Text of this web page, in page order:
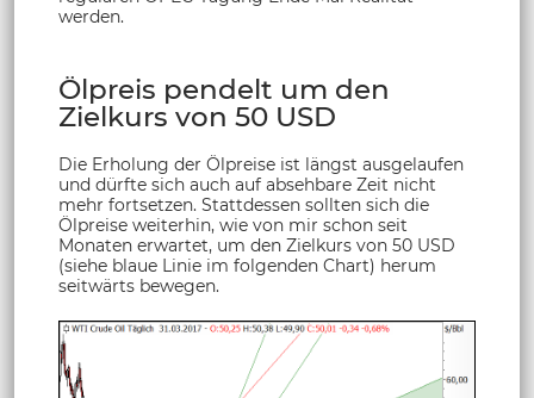
werden.
Ölpreis pendelt um den
Zielkurs von 50 USD
Die Erholung der Ölpreise ist längst ausgelaufen
und dürfte sich auch auf absehbare Zeit nicht
mehr fortsetzen. Stattdessen sollten sich die
Ölpreise weiterhin, wie von mir schon seit
Monaten erwartet, um den Zielkurs von 50 USD
(siehe blaue Linie im folgenden Chart) herum
seitwärts bewegen.